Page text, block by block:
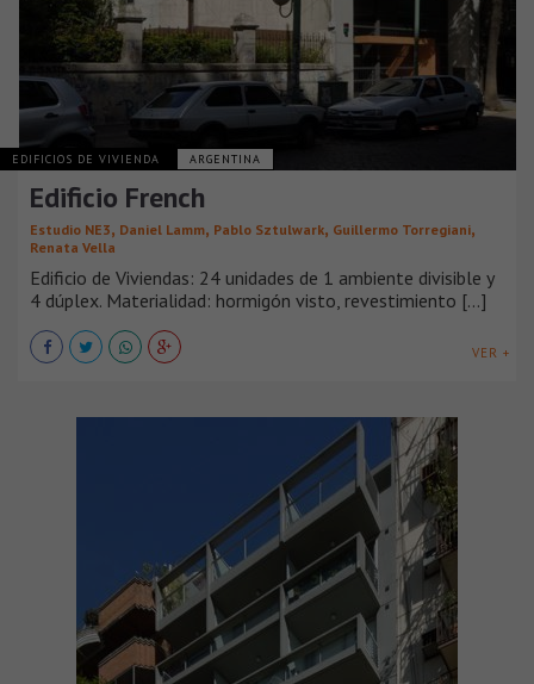
EDIFICIOS DE VIVIENDA ARGENTINA
Edificio French
Estudio NE3, Daniel Lamm, Pablo Sztulwark, Guillermo Torregiani,
Renata Vella
Edificio de Viviendas: 24 unidades de 1 ambiente divisible y
4 dúplex. Materialidad: hormigón visto, revestimiento [...]
VER +